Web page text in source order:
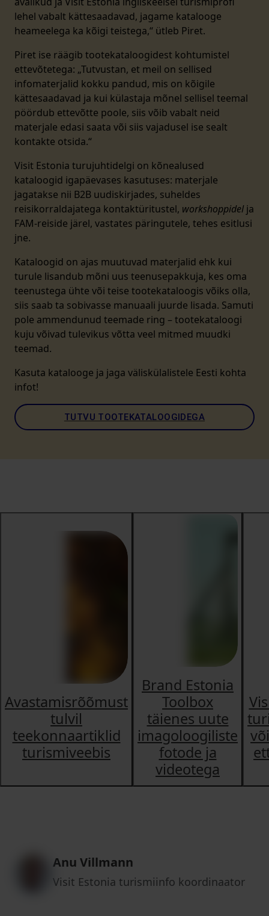
lehel vabalt kättesaadavad, jagame katalooge
heameelega ka kõigi teistega,“ ütleb Piret.
Piret ise räägib tootekataloogidest kohtumistel
ettevõtetega: „Tutvustan, et meil on sellised
infomaterjalid kokku pandud, mis on kõigile
kättesaadavad ja kui külastaja mõnel sellisel teemal
pöördub ettevõtte poole, siis võib vabalt neid
materjale edasi saata või siis vajadusel ise sealt
kontakte otsida.“
Visit Estonia turujuhtidelgi on kõnealused
kataloogid igapäevases kasutuses: materjale
jagatakse nii B2B uudiskirjades, suheldes
reisikorraldajatega kontaktüritustel, workshoppidel ja
FAM-reiside järel, vastates päringutele, tehes esitlusi
jne.
Kataloogid on ajas muutuvad materjalid ehk kui
turule lisandub mõni uus teenusepakkuja, kes oma
teenustega ühte või teise tootekataloogis võiks olla,
siis saab ta sobivasse manuaali juurde lisada. Samuti
pole ammendunud teemade ring – tootekataloogi
kuju võivad tulevikus võtta veel mitmed muudki
teemad.
Kasuta katalooge ja jaga väliskülalistele Eesti kohta
infot!
TUTVU TOOTEKATALOOGIDEGA
Avastamisrõõmust
tulvil
teekonnaartiklid
turismiveebis
Brand Estonia
Toolbox
täienes uute
imagoloogiliste
fotode ja
videotega
Anu Villmann
Visit Estonia turismiinfo koordinaator